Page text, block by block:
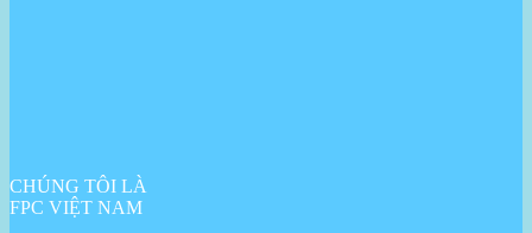
CHÚNG TÔI LÀ
FPC VIỆT NAM